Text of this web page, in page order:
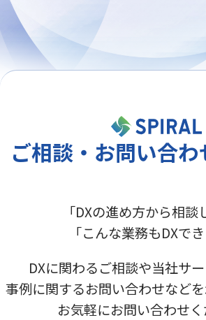
ご相談・お問い合
「DXの進め方から相談
「こんな業務もDXでき
DXに関わるご相談や当社サー
事例に関するお問い合わせなどを
お気軽にお問い合わせく